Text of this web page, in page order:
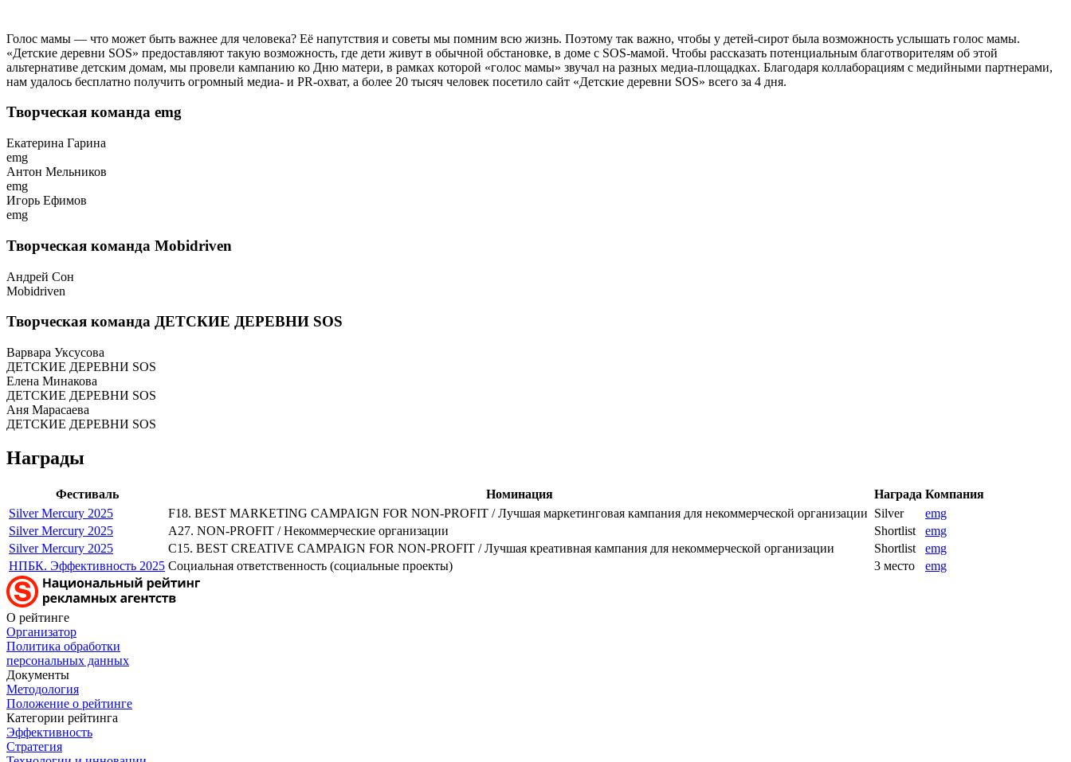
Голос мамы — что может быть важнее для человека? Её напутствия и советы мы помним всю жизнь. Поэтому так важно, чтобы у детей-сирот была возможность услышать голос мамы.
«Детские деревни SOS» предоставляют такую возможность, где дети живут в обычной обстановке, в доме с SOS-мамой. Чтобы рассказать потенциальным благотворителям об этой
альтернативе детским домам, мы провели кампанию ко Дню матери, в рамках которой «голос мамы» звучал на разных медиа-площадках. Благодаря коллаборациям с медийными партнерами,
нам удалось бесплатно получить огромный медиа- и PR-охват, а более 20 тысяч человек посетило сайт «Детские деревни SOS» всего за 4 дня.
Творческая команда emg
Екатерина Гарина
emg
Антон Мельников
emg
Игорь Ефимов
emg
Творческая команда Mobidriven
Андрей Сон
Mobidriven
Творческая команда ДЕТСКИЕ ДЕРЕВНИ SOS
Варвара Уксусова
ДЕТСКИЕ ДЕРЕВНИ SOS
Елена Минакова
ДЕТСКИЕ ДЕРЕВНИ SOS
Аня Марасаева
ДЕТСКИЕ ДЕРЕВНИ SOS
Награды
Фестиваль Номинация Награда Компания
Silver Mercury 2025
F18. BEST MARKETING CAMPAIGN FOR NON-PROFIT / Лучшая маркетинговая кампания для некоммерческой организации Silver
emg
Silver Mercury 2025
A27. NON-PROFIT / Некоммерческие организации Shortlist
emg
Silver Mercury 2025
C15. BEST CREATIVE CAMPAIGN FOR NON-PROFIT / Лучшая креативная кампания для некоммерческой организации Shortlist
emg
НПБК. Эффективность 2025 Социальная ответственность (социальные проекты) 3 место emg
О рейтинге
Организатор
Политика обработки
персональных данных
Документы
Методология
Положение о рейтинге
Категории рейтинга
Эффективность
Стратегия